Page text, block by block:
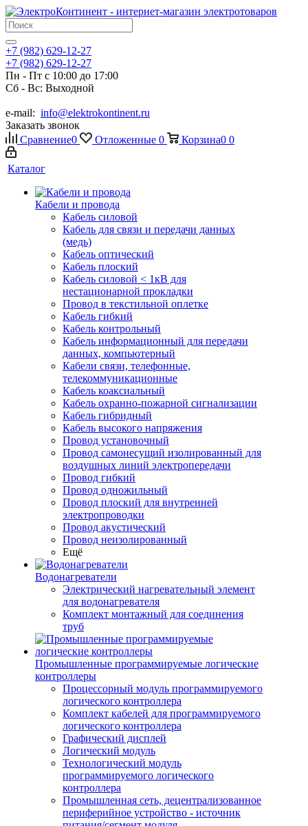
+7 (982) 629-12-27
+7 (982) 629-12-27
Пн - Пт с 10:00 до 17:00
Сб - Вс: Выходной
e-mail: info@elektrokontinent.ru
Заказать звонок
Сравнение0 Отложенные 0 Корзина0 0
Каталог
Кабели и провода
Кабель силовой
Кабель для связи и передачи данных
(медь)
Кабель оптический
Кабель плоский
Кабель силовой < 1кВ для
нестационарной прокладки
Провод в текстильной оплетке
Кабель гибкий
Кабель контрольный
Кабель информационный для передачи
данных, компьютерный
Кабели связи, телефонные,
телекоммуникационные
Кабель коаксиальный
Кабель охранно-пожарной сигнализации
Кабель гибридный
Кабель высокого напряжения
Провод установочный
Провод самонесущий изолированный для
воздушных линий электропередачи
Провод гибкий
Провод одножильный
Провод плоский для внутренней
электропроводки
Провод акустический
Провод неизолированный
Ещё
Водонагреватели
Электрический нагревательный элемент
для водонагревателя
Комплект монтажный для соединения
труб
Промышленные программируемые логические
контроллеры
Процессорный модуль программируемого
логического контроллера
Комплект кабелей для программируемого
логического контроллера
Графический дисплей
Логический модуль
Технологический модуль
программируемого логического
контроллера
Промышленная сеть, децентрализованное
периферийное устройство - источник